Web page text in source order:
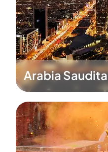
Arabia Saudita